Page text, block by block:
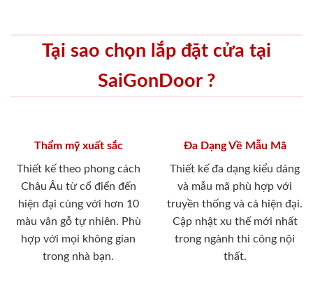
Tại sao chọn lắp đặt cửa tại
SaiGonDoor ?
Thẩm mỹ xuất sắc
Thiết kế theo phong cách
Châu Âu từ cổ điển đến
hiện đại cùng với hơn 10
màu vân gỗ tự nhiên. Phù
hợp với mọi không gian
trong nhà bạn.
Đa Dạng Về Mẫu Mã
Thiết kế đa dạng kiểu dáng
và mẫu mã phù hợp với
truyền thống và cả hiện đại.
Cập nhật xu thế mới nhất
trong ngành thi công nội
thất.